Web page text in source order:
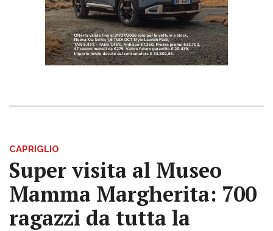
CAPRIGLIO
Super visita al Museo
Mamma Margherita: 700
ragazzi da tutta la